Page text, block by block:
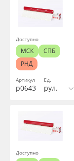
Артикул
р0643
Ед.
рул.
Доступно
МСК
СПБ
РНД
Доступно